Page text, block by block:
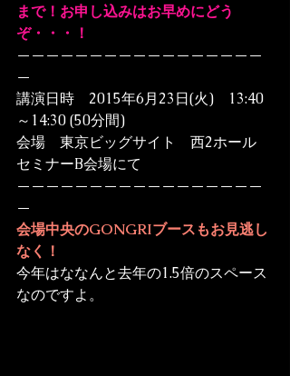
まで！お申し込みはお早めにどう
ぞ・・・！
—————————————————
—
講演日時　2015年6月23日(火)　13:40
～14:30 (50分間)
会場　東京ビッグサイト　西2ホール
セミナーB会場にて
—————————————————
—
会場中央のGONGRIブースもお見逃し
なく！
今年はななんと去年の1.5倍のスペース
なのですよ。